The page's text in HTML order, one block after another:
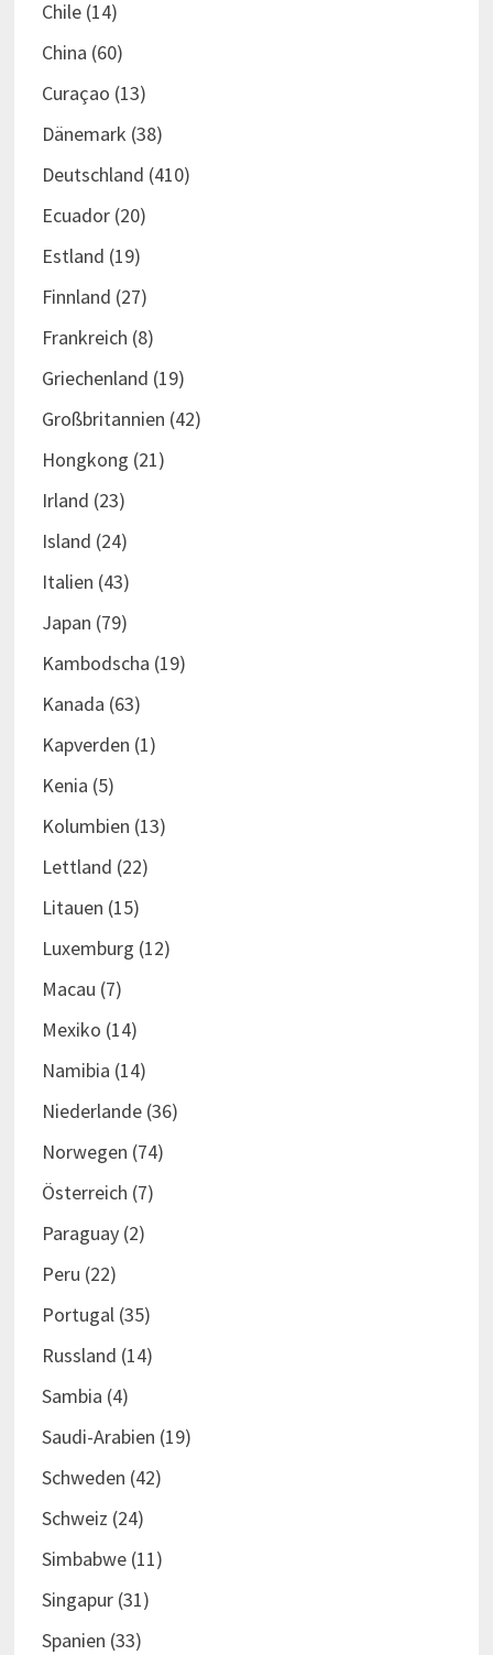
Chile(14)
China (60)
Curaçao (13)
Dänemark (38)
Deutschland (410)
Ecuador(20)
Estland (19)
Finnland (27)
Frankreich (8)
Griechenland (19)
Großbritannien (42)
Hongkong (21)
Irland (23)
Island (24)
Italien (43)
Japan (79)
Kambodscha (19)
Kanada (63)
Kapverden (1)
Kenia (5)
Kolumbien (13)
Lettland (22)
Litauen (15)
Luxemburg (12)
Macau (7)
Mexiko (14)
Namibia (14)
Niederlande(36)
Norwegen (74)
Österreich (7)
Paraguay(2)
Peru (22)
Portugal(35)
Russland (14)
Sambia (4)
Saudi-Arabien (19)
Schweden (42)
Schweiz (24)
Simbabwe(11)
Singapur(31)
Spanien (33)